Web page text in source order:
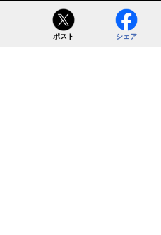
ポスト シェア